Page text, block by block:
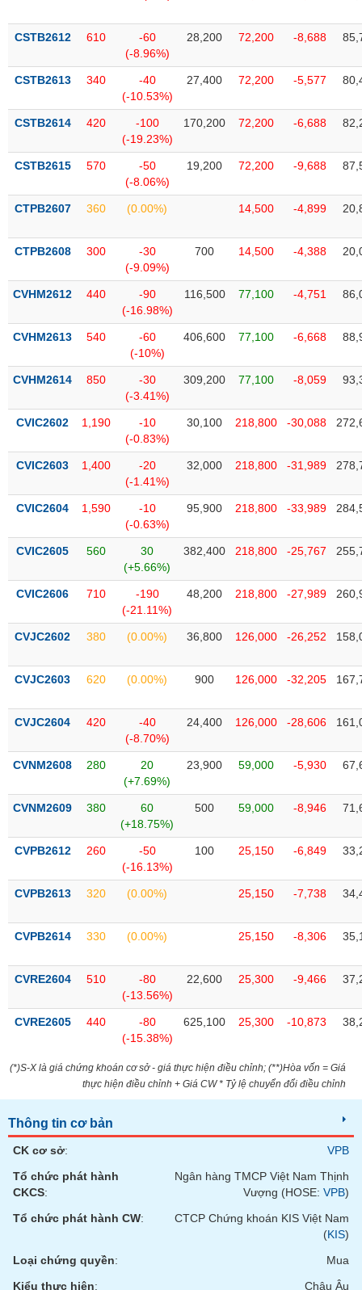
CSTB2612 610
-60
(-8.96%)
28,200 72,200 -8,688
CSTB2613 340
-40
(-10.53%)
27,400 72,200 -5,577
CSTB2614 420
-100
(-19.23%)
170,200 72,200 -6,688
CSTB2615 570
-50
(-8.06%)
19,200 72,200 -9,688
CTPB2607 360 (0.00%) 14,500 -4,899
CTPB2608 300
-30
(-9.09%)
700 14,500 -4,388
CVHM2612 440
-90
(-16.98%)
116,500 77,100 -4,751
CVHM2613 540
-60
(-10%)
406,600 77,100 -6,668
CVHM2614 850
-30
(-3.41%)
309,200 77,100 -8,059
CVIC2602 1,190
-10
(-0.83%)
30,100 218,800 -30,088
CVIC2603 1,400
-20
(-1.41%)
32,000 218,800 -31,989
CVIC2604 1,590
-10
(-0.63%)
95,900 218,800 -33,989
CVIC2605 560
30
(+5.66%)
382,400 218,800 -25,767
CVIC2606 710
-190
(-21.11%)
48,200 218,800 -27,989
CVJC2602 380 (0.00%) 36,800 126,000 -26,252
CVJC2603 620 (0.00%) 900 126,000 -32,205
CVJC2604 420
-40
(-8.70%)
24,400 126,000 -28,606
CVNM2608 280
20
(+7.69%)
23,900 59,000 -5,930
CVNM2609 380
60
(+18.75%)
500 59,000 -8,946
CVPB2612 260
-50
(-16.13%)
100 25,150 -6,849
CVPB2613 320 (0.00%) 25,150 -7,738
CVPB2614 330 (0.00%) 25,150 -8,306
CVRE2604 510
-80
(-13.56%)
22,600 25,300 -9,466
CVRE2605 440
-80
(-15.38%)
625,100 25,300 -10,873
(*)S-X là giá chứng khoán cơ sở - giá thực hiện điều chỉnh; (**)Hòa vốn = Giá
thực hiện điều chỉnh + Giá CW * Tỷ lệ chuyển đổi điều chỉnh
Thông tin cơ bản
CK cơ sở:
VPB
Tổ chức phát hành
CKCS:
Ngân hàng TMCP Việt Nam Thịnh
Vượng (HOSE: VPB)
Tổ chức phát hành CW:
CTCP Chứng khoán KIS Việt Nam
(KIS)
Loại chứng quyền:
Mua
Kiểu thực hiện: Châu Âu
(-)
Đào
chính
Công
cụ
tư
Truyền
thông
chính
Dữ
liệu
chính